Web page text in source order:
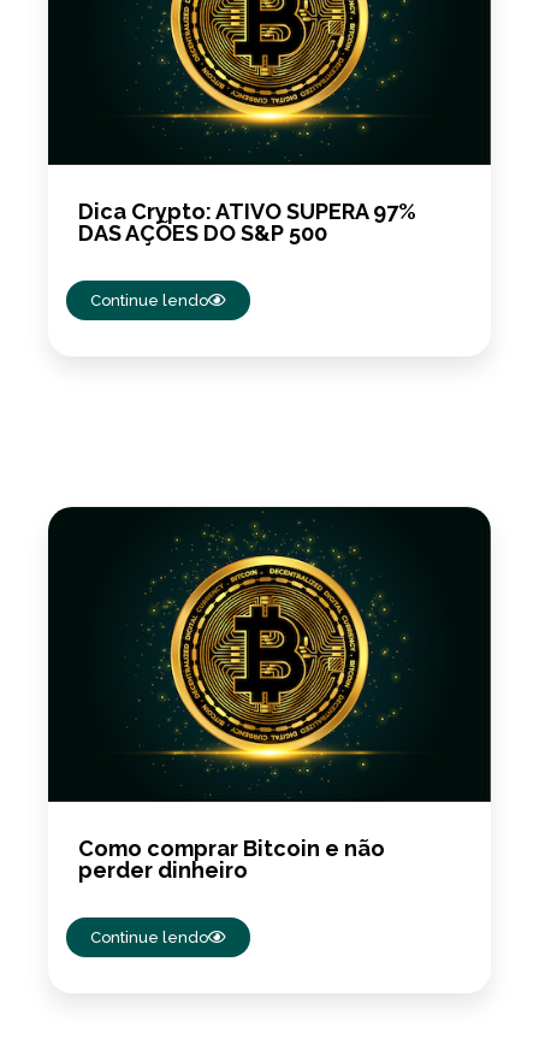
Dica Crypto: ATIVO SUPERA 97%
DAS AÇÕES DO S&P 500
Continue lendo
Como comprar Bitcoin e não
perder dinheiro
Continue lendo